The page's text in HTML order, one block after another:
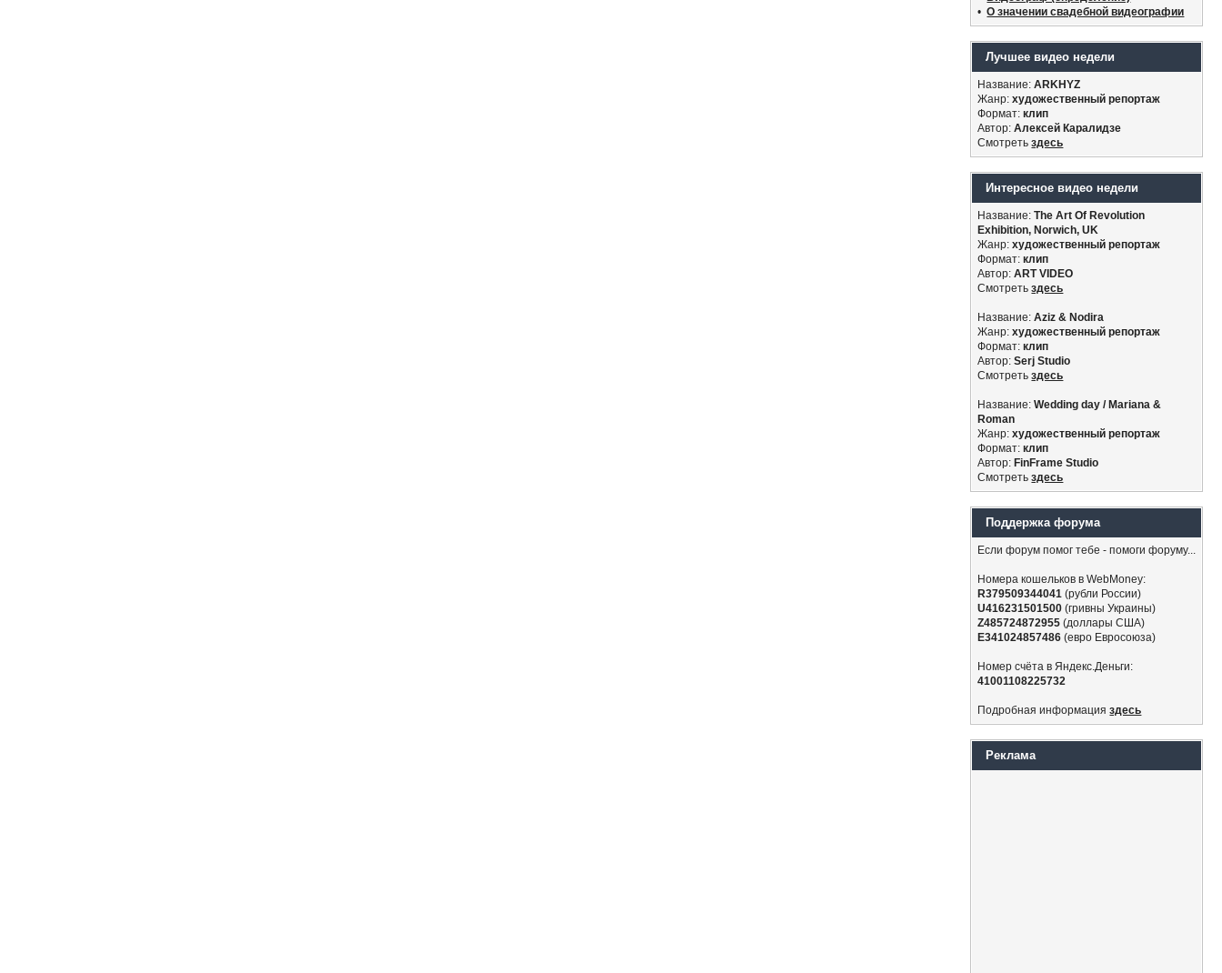
•О значении свадебной видеографии
Лучшее видео недели
Название:ARKHYZ
Жанр:художественный репортаж
Формат:клип
Автор:Алексей Каралидзе
Смотретьздесь
Интересное видео недели
Название:The Art Of Revolution
Exhibition, Norwich, UK
Жанр:художественный репортаж
Формат:клип
Автор:ART VIDEO
Смотретьздесь
Название:Aziz & Nodira
Жанр:художественный репортаж
Формат:клип
Автор:Serj Studio
Смотретьздесь
Название:Wedding day / Mariana &
Roman
Жанр:художественный репортаж
Формат:клип
Автор: FinFrame Studio
Смотретьздесь
Поддержка форума
Если форум помог тебе - помоги форуму...
Номера кошельков в WebMoney:
R379509344041 (рубли России)
U416231501500 (гривны Украины)
Z485724872955 (доллары США)
E341024857486 (евро Евросоюза)
Номер счёта в Яндекс.Деньги:
41001108225732
Подробная информацияздесь
Реклама